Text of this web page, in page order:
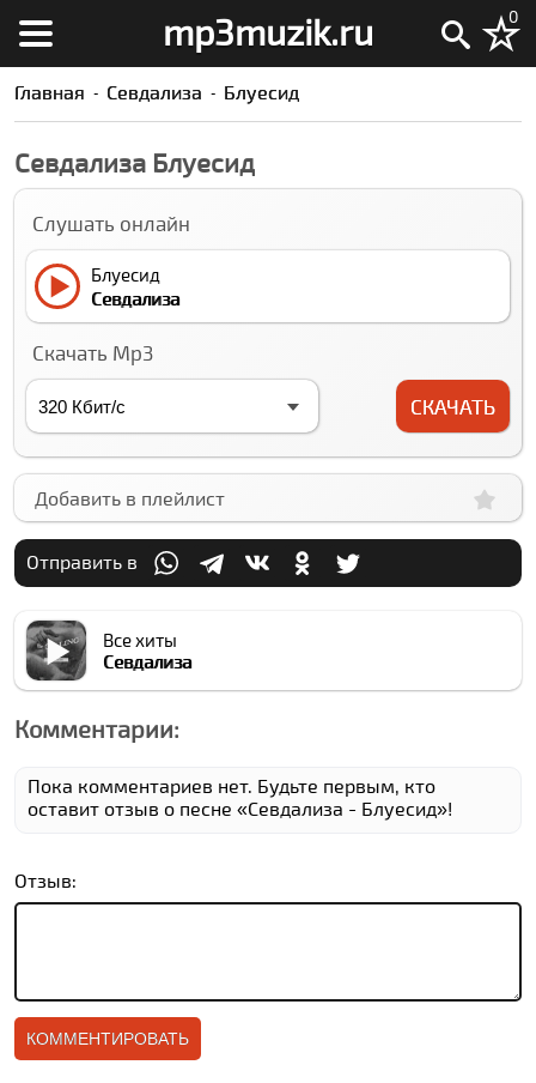
mp3muzik.ru 0
Главная Севдализа Блуеcид
Севдализа Блуеcид
Слушать онлайн
Блуеcид
Севдализа
Скачать Mp3
СКАЧАТЬ
Добавить в плейлист
Отправить в
Все хиты
Севдализа
Комментарии:
Пока комментариев нет. Будьте первым, кто
оставит отзыв о песне «Севдализа - Блуеcид»!
Отзыв: